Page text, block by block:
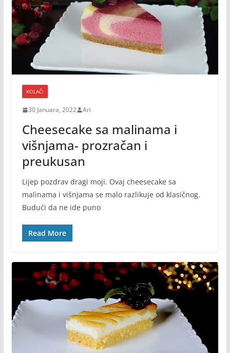
KOLAČI
30 Januara, 2022 Ari
Cheesecake sa malinama i
višnjama- prozračan i
preukusan
Lijep pozdrav dragi moji. Ovaj cheesecake sa
malinama i višnjama se malo razlikuje od klasičnog.
Budući da ne ide puno
Read More